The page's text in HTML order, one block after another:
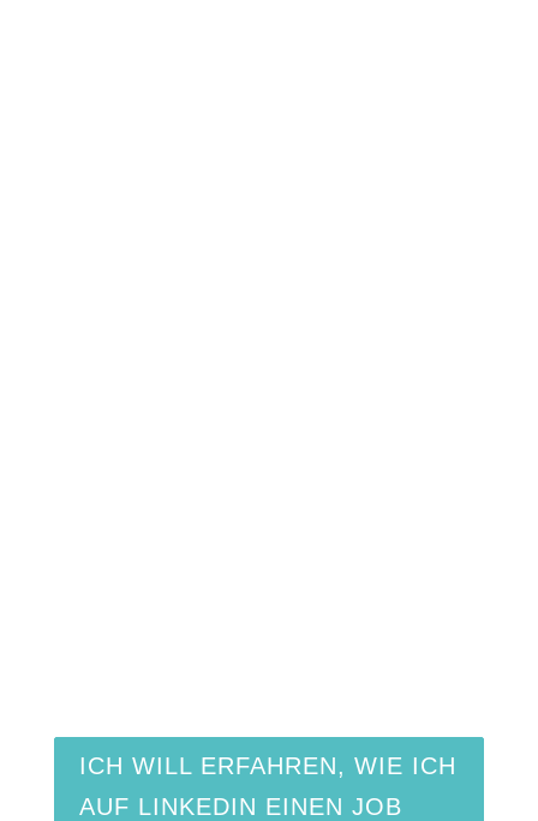
ICH WILL ERFAHREN, WIE ICH
AUF LINKEDIN EINEN JOB